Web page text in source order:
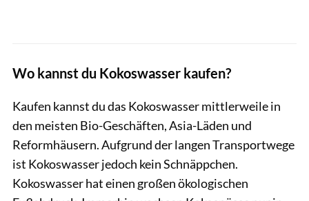
Wo kannst du Kokoswasser kaufen?
Kaufen kannst du das Kokoswasser mittlerweile in
den meisten Bio-Geschäften, Asia-Läden und
Reformhäusern. Aufgrund der langen Transportwege
ist Kokoswasser jedoch kein Schnäppchen.
Kokoswasser hat einen großen ökologischen